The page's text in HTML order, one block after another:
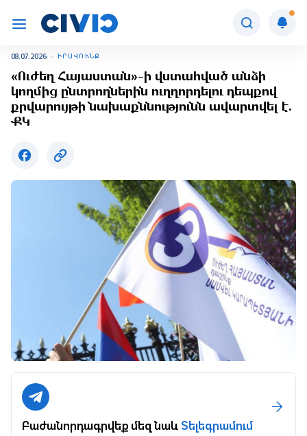
08.07.2026 ԻՐԱՎՈՒՆՔ
«Ուժեղ Հայաստան»-ի վստահված անձի
կողմից ընտրողներին ուղղորդելու դեպքով
քրվարույթի նախաքննությունն ավարտվել է.
ՔԿ
Բաժանորդագրվեք մեզ նաևՏելեգրամում